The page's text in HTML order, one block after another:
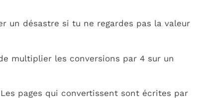
un désastre si tu ne regardes pas la valeur
multiplier les conversions par 4 sur un
pages qui convertissent sont écrites par